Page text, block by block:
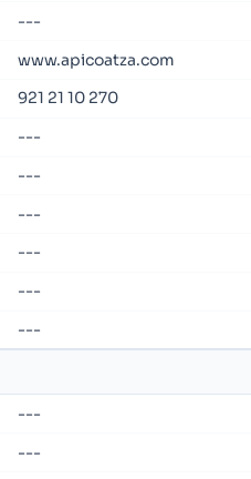
---
www.apicoatza.com
921 21 10 270
---
---
---
---
---
---
---
---